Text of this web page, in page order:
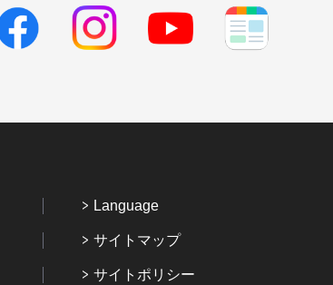
Language
サイトマップ
サイトポリシー